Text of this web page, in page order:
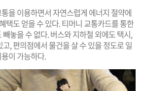
을 이용하면서 자연스럽게 에너지 절약에
택도 얻을 수 있다. 티머니 교통카드를 통한
놓을 수 없다. 버스와 지하철 외에도 택시,
, 편의점에서 물건을 살 수 있을 정도로 일
이 가능하다.